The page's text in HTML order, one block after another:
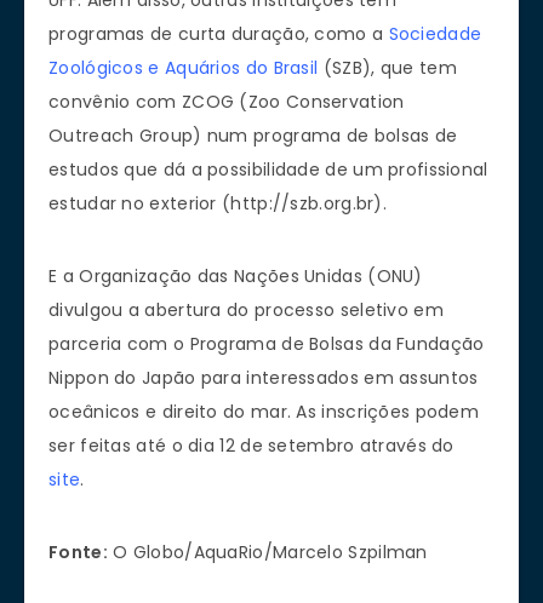
programas de curta duração, como a Sociedade
Zoológicos e Aquários do Brasil (SZB), que tem
convênio com ZCOG (Zoo Conservation
Outreach Group) num programa de bolsas de
estudos que dá a possibilidade de um profissional
estudar no exterior (http://szb.org.br).
E a Organização das Nações Unidas (ONU)
divulgou a abertura do processo seletivo em
parceria com o Programa de Bolsas da Fundação
Nippon do Japão para interessados em assuntos
oceânicos e direito do mar. As inscrições podem
ser feitas até o dia 12 de setembro através do
site.
Fonte: O Globo/AquaRio/Marcelo Szpilman